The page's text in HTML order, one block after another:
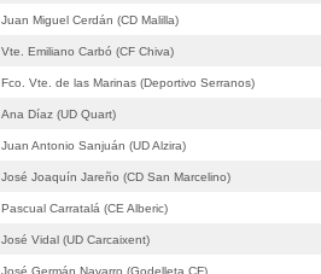
Juan Miguel Cerdán (CD Malilla)
Vte. Emiliano Carbó (CF Chiva)
Fco. Vte. de las Marinas (Deportivo Serranos)
Ana Díaz (UD Quart)
Juan Antonio Sanjuán (UD Alzira)
José Joaquín Jareño (CD San Marcelino)
Pascual Carratalá (CE Alberic)
José Vidal (UD Carcaixent)
José Germán Navarro (Godelleta CF)